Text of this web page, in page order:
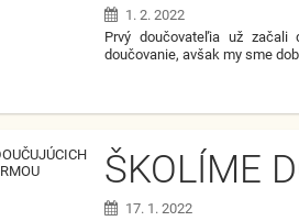
1. 2. 2022
Prvý doučovateľia už začali
doučovanie, avšak my sme
ŠKOLÍME
17. 1. 2022